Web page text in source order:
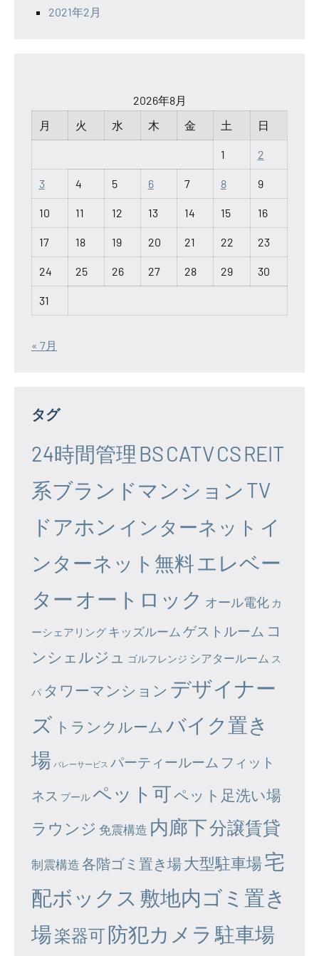
2021年2月
2026年8月
月
火 水 木 金 土 日
1 2
3 4 5 6 7 8 9
10 11 12 13 14 15 16
17 18 19 20 21 22 23
24 25 26 27 28 29 30
31
« 7月
タグ
24時間管理 BSCATVCSREIT
系ブランドマンション TV
ドアホン インターネット イ
ンターネット無料エレベー
ター オートロック オール電化 カ
ーシェアリング キッズルーム ゲストルーム コ
ンシェルジュ
ゴルフレンジ シアタールーム ス
パ タワーマンション デザイナー
ズ トランクルーム バイク置き
場 バレーサービス パーティールーム フィット
ネス プール ペット可ペット足洗い場
ラウンジ 免震構造 内廊下分譲賃貸
制震構造 各階ゴミ置き場大型駐車場宅
配ボックス 敷地内ゴミ置き
場楽器可防犯カメラ 駐車場